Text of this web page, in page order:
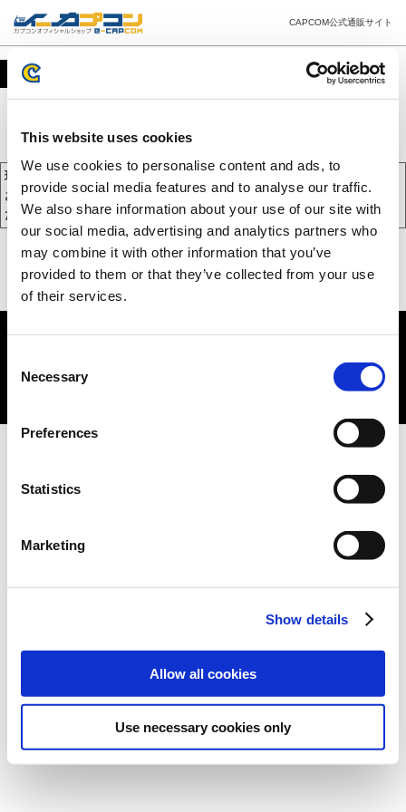
This website uses cookies
We use cookies to personalise content and ads, to
provide social media features and to analyse our traffic.
We also share information about your use of our site with
our social media, advertising and analytics partners who
may combine it with other information that you’ve
provided to them or that they’ve collected from your use
of their services.
Selection
Necessary
Preferences
Statistics
Marketing
Show details
Allow all cookies
Use necessary cookies only
CAPCOM公式通販サイト
カート
現在、カートには商品が入っておりません。
お買い物を続けるには下の 「お買い物を続ける」 をクリックしてく
ださい。